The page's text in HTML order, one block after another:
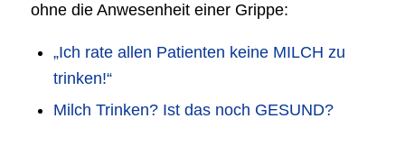
ohne die Anwesenheit einer Grippe:
„Ich rate allen Patienten keine MILCH zu
trinken!“
Milch Trinken? Ist das noch GESUND?